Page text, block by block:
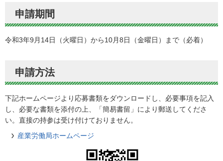
申請期間
令和3年9月14日（火曜日）から10月8日（金曜日）まで（必着）
申請方法
下記ホームページより応募書類をダウンロードし、必要事項を記入
し、必要な書類を添付の上、「簡易書留」により郵送してくださ
い。直接の持参は受け付けておりません。
産業労働局ホームページ